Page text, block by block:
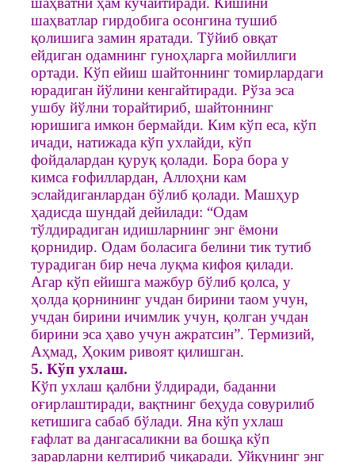
шаҳватлар гирдобига осонгина тушиб
қолишига замин яратади. Тўйиб овқат
ейдиган одамнинг гуноҳларга мойиллиги
ортади. Кўп ейиш шайтоннинг томирлардаги
юрадиган йўлини кенгайтиради. Рўза эса
ушбу йўлни торайтириб, шайтоннинг
юришига имкон бермайди. Ким кўп еса, кўп
ичади, натижада кўп ухлайди, кўп
фойдалардан қуруқ қолади. Бора бора у
кимса ғофиллардан, Аллоҳни кам
эслайдиганлардан бўлиб қолади. Машҳур
ҳадисда шундай дейилади: “Одам
тўлдирадиган идишларнинг энг ёмони
қорнидир. Одам боласига белини тик тутиб
турадиган бир неча луқма кифоя қилади.
Агар кўп ейишга мажбур бўлиб қолса, у
ҳолда қорнининг учдан бирини таом учун,
учдан бирини ичимлик учун, қолган учдан
бирини эса ҳаво учун ажратсин”. Термизий,
Аҳмад, Ҳоким ривоят қилишган.
5. Кўп ухлаш.
Кўп ухлаш қалбни ўлдиради, баданни
оғирлаштиради, вақтнинг беҳуда совурилиб
кетишига сабаб бўлади. Яна кўп ухлаш
ғафлат ва дангасаликни ва бошқа кўп
зарарларни келтириб чиқаради. Уйқунинг энг